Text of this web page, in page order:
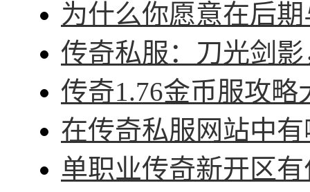
为什么你愿意在后
传奇私服：刀光剑
传奇1.76金币服攻
在传奇私服网站中
单职业传奇新开区